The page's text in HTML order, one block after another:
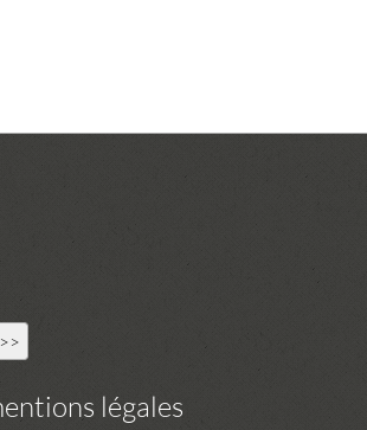
légales